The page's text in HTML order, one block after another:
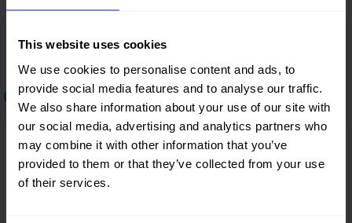
This website uses cookies
We use cookies to personalise content and ads, to
provide social media features and to analyse our traffic.
We also share information about your use of our site with
our social media, advertising and analytics partners who
may combine it with other information that you’ve
provided to them or that they’ve collected from your use
of their services.
Aluguer de carros na Itália
Roma